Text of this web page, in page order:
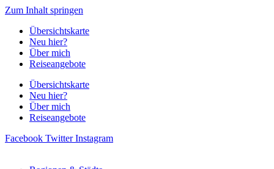
Zum Inhalt springen
Übersichtskarte
Neu hier?
Über mich
Reiseangebote
Übersichtskarte
Neu hier?
Über mich
Reiseangebote
Facebook Twitter Instagram